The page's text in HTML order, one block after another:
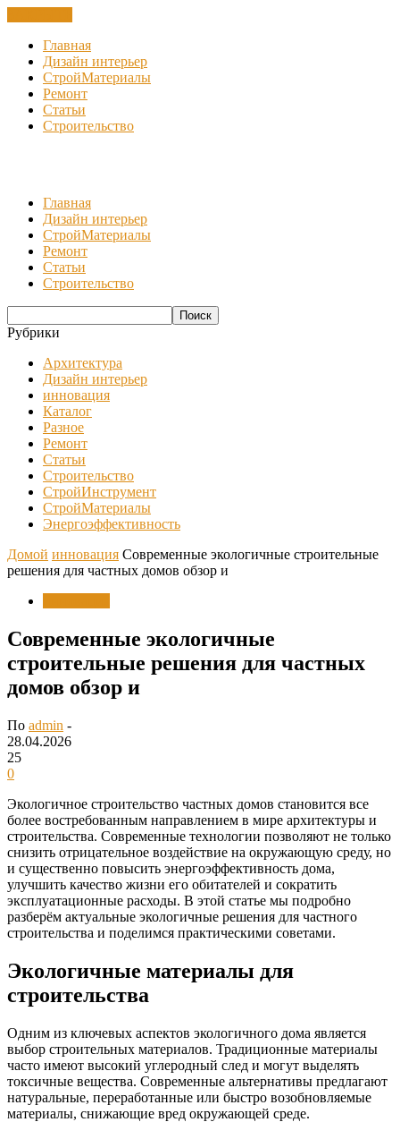
Главная
Дизайн интерьер
СтройМатериалы
Ремонт
Статьи
Строительство
Главная
Дизайн интерьер
СтройМатериалы
Ремонт
Статьи
Строительство
Рубрики
Архитектура
Дизайн интерьер
инновация
Каталог
Разное
Ремонт
Статьи
Строительство
СтройИнструмент
СтройМатериалы
Энергоэффективность
Домой инновация Современные экологичные строительные
решения для частных домов обзор и
Современные экологичные
строительные решения для частных
домов обзор и
По admin -
28.04.2026
25
0
Экологичное строительство частных домов становится все
более востребованным направлением в мире архитектуры и
строительства. Современные технологии позволяют не только
снизить отрицательное воздействие на окружающую среду, но
и существенно повысить энергоэффективность дома,
улучшить качество жизни его обитателей и сократить
эксплуатационные расходы. В этой статье мы подробно
разберём актуальные экологичные решения для частного
строительства и поделимся практическими советами.
Экологичные материалы для
строительства
Одним из ключевых аспектов экологичного дома является
выбор строительных материалов. Традиционные материалы
часто имеют высокий углеродный след и могут выделять
токсичные вещества. Современные альтернативы предлагают
натуральные, переработанные или быстро возобновляемые
материалы, снижающие вред окружающей среде.